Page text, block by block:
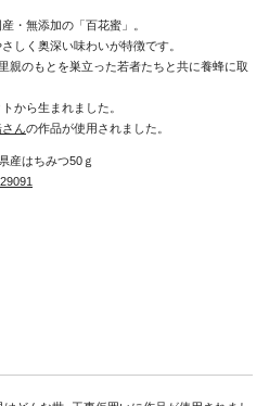
・無添加の「百花蜜」。
しく奥深い味わいが特徴です。
親のもとを巣立った若者たちと共に養蜂に取
から生まれました。
んの作品が使用されました。
産はちみつ50ｇ